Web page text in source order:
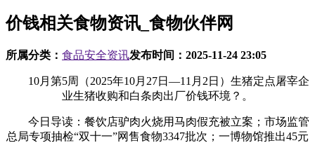
价钱相关食物资讯_食物伙伴网
所属分类： 食品安全资讯发布时间： 2025-11-24 23:05
10月第5周（2025年10月27日—11月2日）生猪定点屠宰企
业生猪收购和白条肉出厂价钱环境？。
今日导读：餐饮店驴肉火烧用马肉假充被立案；市场监管
总局专项抽检“双十一”网售食物3347批次；一博物馆推出45元